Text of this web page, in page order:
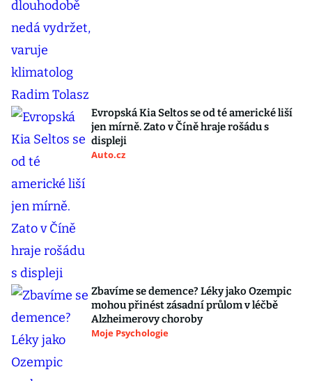
Evropská Kia Seltos se od té americké liší
jen mírně. Zato v Číně hraje rošádu s
displeji
Auto.cz
Zbavíme se demence? Léky jako Ozempic
mohou přinést zásadní průlom v léčbě
Alzheimerovy choroby
Moje Psychologie